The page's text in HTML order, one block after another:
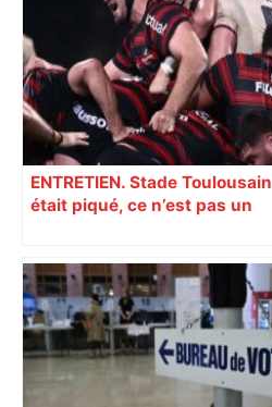
ENTRETIEN. Stade
était piqué, ce n’est pas un